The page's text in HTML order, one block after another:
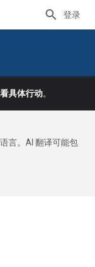
登录
具体行动。
言。AI 翻译可能包